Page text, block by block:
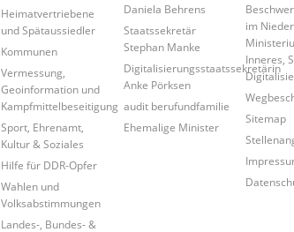
Heimatvertriebene
und Spätaussiedler
Kommunen
Vermessung,
Geoinformation und
Kampfmittelbeseitigung
Sport, Ehrenamt,
Kultur & Soziales
Hilfe für DDR-Opfer
Wahlen und
Volksabstimmungen
Landes-, Bundes- &
Daniela Behrens
Staatssekretär
Stephan Manke
Digitalisierungsstaatssekretärin
Anke Pörksen
audit berufundfamilie
Ehemalige Minister
im
Inneres,
Sitemap